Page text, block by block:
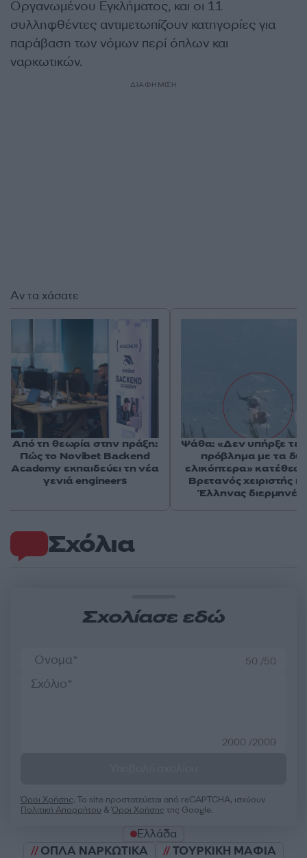
Οργανωμένου Εγκλήματος, και οι 11
συλληφθέντες αντιμετωπίζουν κατηγορίες για
παράβαση των νόμων περί όπλων και
ναρκωτικών.
ΔΙΑΦΗΜΙΣΗ
Σχόλια
Σχολίασε εδώ
50 /50
2000 /2000
Όροι Χρήσης. Το site προστατεύεται από reCAPTCHA, ισχύουν
Πολιτική Απορρήτου &Όροι Χρήσης της Google.
Ελλάδα
ΟΠΛΑ ΝΑΡΚΩΤΙΚΑ
ΤΟΥΡΚΙΚΗ ΜΑΦΙΑ
Αν τα χάσατε
Από τη θεωρία στην πράξη:
Πώς το Novibet Backend
Academy εκπαιδεύει τη νέα
γενιά engineers
Ψάθα: «Δεν υπήρξε
πρόβλημα με τα
ελικόπτερα»
Βρετανός χειριστής
Έλληνας